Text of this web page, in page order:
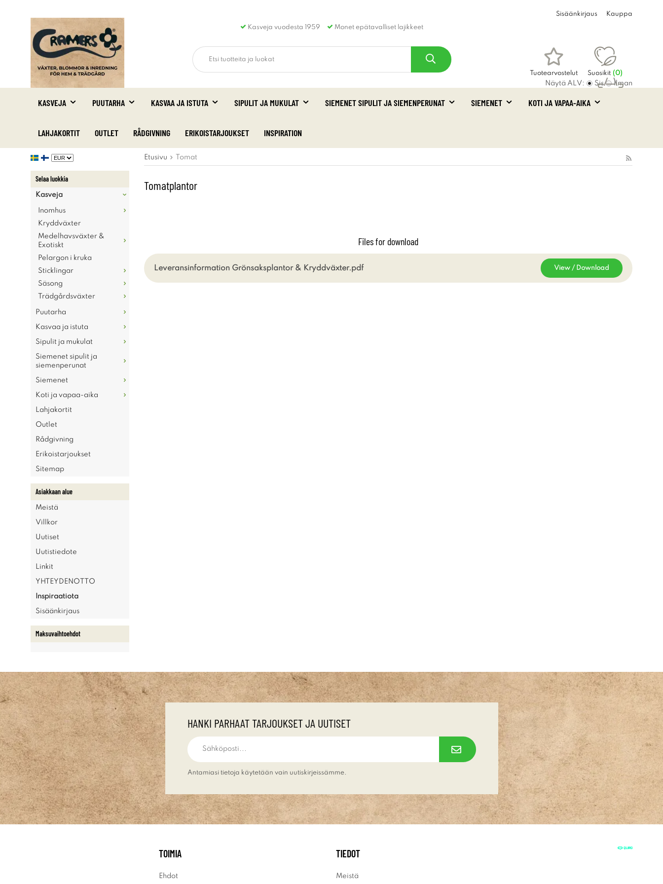
Kasveja vuodesta 1959 Monet epätavalliset lajikkeet
Sisäänkirjaus Kauppa
Tuotearvostelut Suosikit (0)
Ostoskori
Näytä ALV: Sis Ilman
KASVEJA PUUTARHA KASVAA JA ISTUTA SIPULIT JA MUKULAT SIEMENET SIPULIT JA SIEMENPERUNAT SIEMENET KOTI JA VAPAA-AIKA
LAHJAKORTIT OUTLET RÅDGIVNING ERIKOISTARJOUKSET INSPIRATION
Selaa luokkia
Kasveja
Inomhus
Kryddväxter
Medelhavsväxter &
Exotiskt
Pelargon i kruka
Sticklingar
Säsong
Trädgårdsväxter
Puutarha
Kasvaa ja istuta
Sipulit ja mukulat
Siemenet sipulit ja
siemenperunat
Siemenet
Koti ja vapaa-aika
Lahjakortit
Outlet
Rådgivning
Erikoistarjoukset
Sitemap
Asiakkaan alue
Meistä
Villkor
Uutiset
Uutistiedote
Linkit
YHTEYDENOTTO
Inspiraatiota
Sisäänkirjaus
Maksuvaihtoehdot
Etusivu Tomat
Tomatplantor
Files for download
Leveransinformation Grönsaksplantor & Kryddväxter.pdf View / Download
HANKI PARHAAT TARJOUKSET JA UUTISET
Antamiasi tietoja käytetään vain uutiskirjeissämme.
TOIMIA
Ehdot
TIEDOT
Meistä